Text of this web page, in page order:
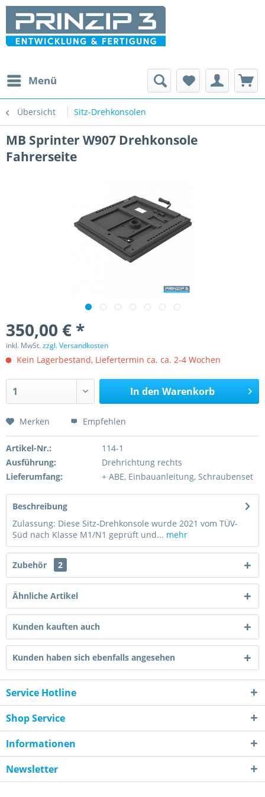
Menü
Übersicht Sitz-Drehkonsolen
MB Sprinter W907 Drehkonsole
Fahrerseite
350,00 € *
inkl. MwSt.zzgl. Versandkosten
Kein Lagerbestand, Liefertermin ca. ca. 2-4 Wochen
In den Warenkorb
Merken Empfehlen
Artikel-Nr.:
114-1
Ausführung:
Drehrichtung rechts
Lieferumfang:
+ ABE, Einbauanleitung, Schraubenset
Beschreibung
Zulassung: Diese Sitz-Drehkonsole wurde 2021 vom TÜV-
Süd nach Klasse M1/N1 geprüft und... mehr
Zubehör 2
Ähnliche Artikel
Kunden kauften auch
Kunden haben sich ebenfalls angesehen
Service Hotline
Shop Service
Informationen
Newsletter